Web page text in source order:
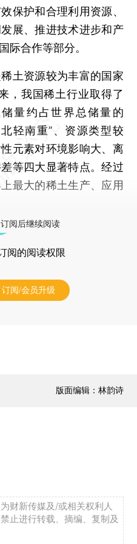
保护和合理利用资源、
展、推进技术进步和产
际合作等部分。
资源较为丰富的国家
，我国稀土行业取得了
量约占世界总储量的
轻南重”、资源类型较
元素对环境影响大、离
等四大显著特点。经过
最大的稀土生产、应用
阅后继续阅读
阅的阅读权限
订阅/会员升级
版面编辑：林韵诗
财新传媒及/或相关权利人
止进行转载、摘编、复制及